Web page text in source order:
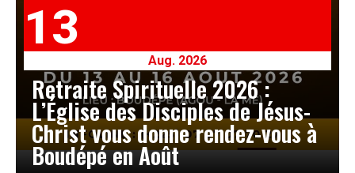
13
Aug. 2026
Retraite Spirituelle 2026 :
L’Église des Disciples de Jésus-
Christ vous donne rendez-vous à
Boudépé en Août